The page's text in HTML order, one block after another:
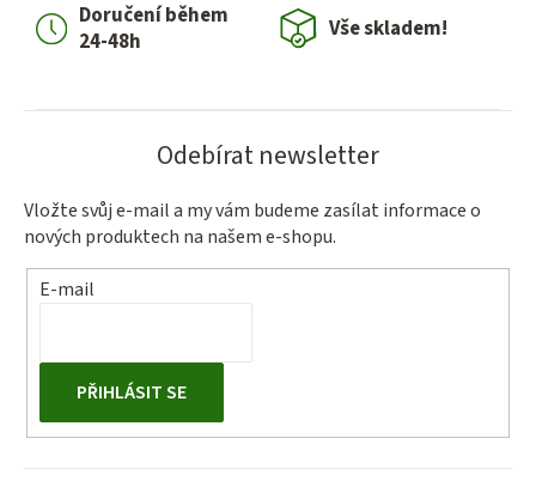
Doručení během
24-48h
Vše skladem!
Odebírat newsletter
Vložte svůj e-mail a my vám budeme zasílat informace o
nových produktech na našem e-shopu.
E-mail
PŘIHLÁSIT SE